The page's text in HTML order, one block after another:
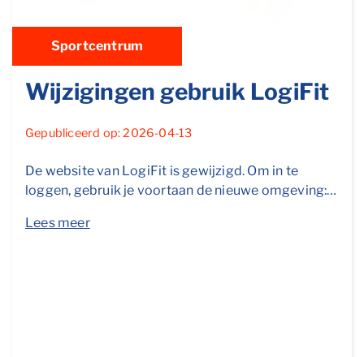
Sportcentrum
Wijzigingen gebruik LogiFit
Gepubliceerd op: 2026-04-13
De website van LogiFit is gewijzigd. Om in te
loggen, gebruik je voortaan de nieuwe omgeving:…
Lees meer